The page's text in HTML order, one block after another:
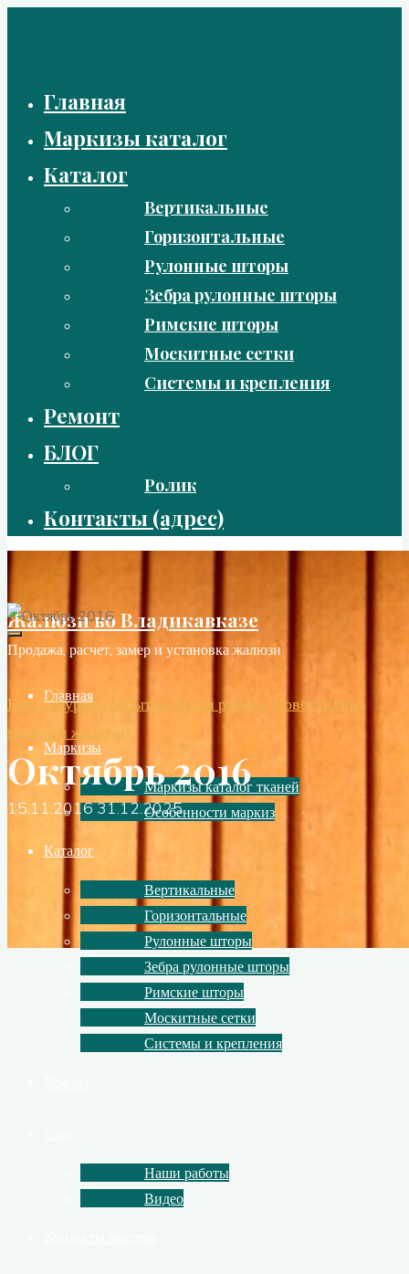
Главная
Маркизы каталог
Каталог
Вертикальные
Горизонтальные
Рулонные шторы
Зебра рулонные шторы
Римские шторы
Москитные сетки
Системы и крепления
Ремонт
БЛОГ
Ролик
Контакты (адрес)
Жалюзи во Владикавказе
Продажа, расчет, замер и установка жалюзи
Главная
Маркизы
Маркизы каталог тканей
Особенности маркиз
Каталог
Вертикальные
Горизонтальные
Рулонные шторы
Зебра рулонные шторы
Римские шторы
Москитные сетки
Системы и крепления
Наши работы
Видео
Блог / Журнал событий Наши работы
Новости про
шторы и жалюзи
Октябрь 2016
15.11.201631.12.2025